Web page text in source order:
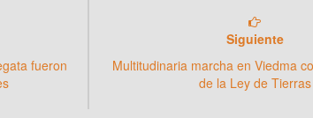
fueron
Siguiente
Multitudinaria marcha en Viedma
de la Ley de Tierras